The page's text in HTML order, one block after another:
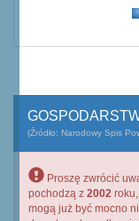
(Źródło: Narodowy Spis
Proszę zwrócić
pochodzą z 2002
mogą już być mocno